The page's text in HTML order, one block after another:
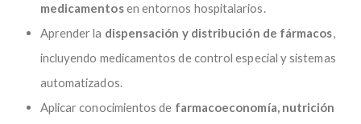
medicamentosen entornos hospitalarios.
Aprender la dispensación y distribución de fármacos,
incluyendo medicamentos de control especial y sistemas
automatizados.
Aplicar conocimientos de farmacoeconomía, nutrición